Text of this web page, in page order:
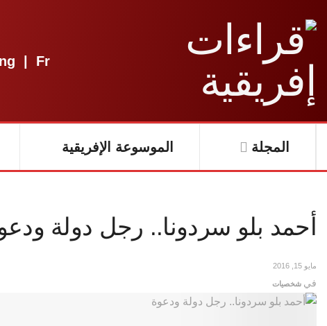
| Fr
المجلة الموسوعة الإفريقية
أحمد بلو سردونا.. رجل دولة
مايو 15, 2016
في شخصيات